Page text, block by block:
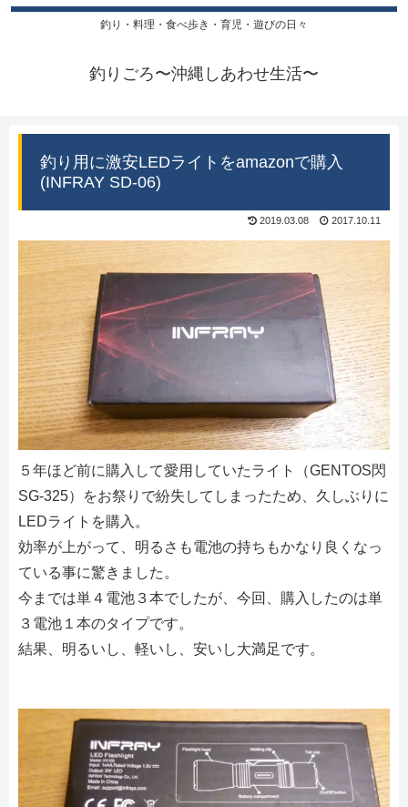
釣り・料理・食べ歩き・育児・遊びの日々
釣りごろ〜沖縄しあわせ生活〜
釣り用に激安LEDライトをamazonで購入
(INFRAY SD-06)
2019.03.08 2017.10.11
５年ほど前に購入して愛用していたライト（GENTOS閃
SG-325）をお祭りで紛失してしまったため、久しぶりに
LEDライトを購入。
効率が上がって、明るさも電池の持ちもかなり良くなっ
ている事に驚きました。
今までは単４電池３本でしたが、今回、購入したのは単
３電池１本のタイプです。
結果、明るいし、軽いし、安いし大満足です。